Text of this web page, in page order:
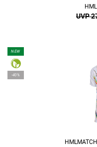
UVP
NEW
-40%